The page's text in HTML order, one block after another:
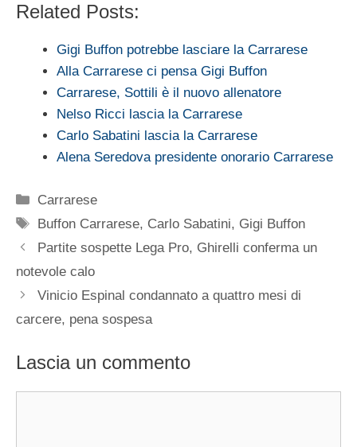
Related Posts:
Gigi Buffon potrebbe lasciare la Carrarese
Alla Carrarese ci pensa Gigi Buffon
Carrarese, Sottili è il nuovo allenatore
Nelso Ricci lascia la Carrarese
Carlo Sabatini lascia la Carrarese
Alena Seredova presidente onorario Carrarese
Categorie
Carrarese
Tag
Buffon Carrarese, Carlo Sabatini, Gigi Buffon
Partite sospette Lega Pro, Ghirelli conferma un
notevole calo
Vinicio Espinal condannato a quattro mesi di
carcere, pena sospesa
Lascia un commento